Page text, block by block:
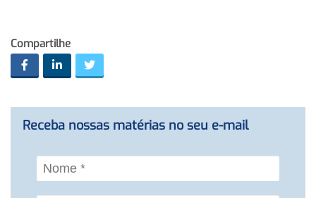
Compartilhe
Receba nossas matérias no seu e-mail